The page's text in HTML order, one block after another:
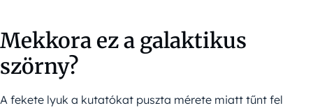
Mekkora ez a galaktikus
szörny?
A fekete lyuk a kutatókat puszta mérete miatt tűnt fel